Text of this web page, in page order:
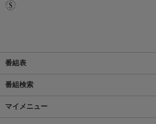
番組表
番組検索
マイメニュー